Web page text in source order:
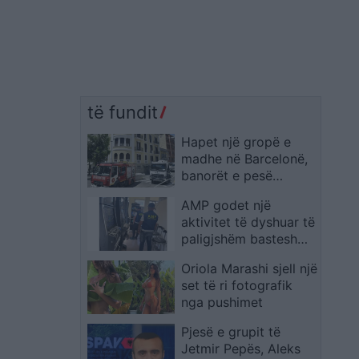
të fundit
Hapet një gropë e
madhe në Barcelonë,
banorët e pesë
shtëpitë
AMP godet një
aktivitet të dyshuar të
paligjshëm bastesh
Krujës, sekuestrohen
pajisje elektronike
Oriola Marashi sjell një
set të ri fotografik
nga pushimet
Pjesë e grupit të
Jetmir Pepës, Aleks